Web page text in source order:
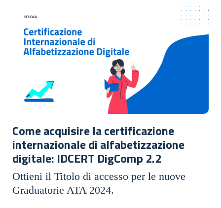
Come acquisire la certificazione
internazionale di alfabetizzazione
digitale: IDCERT DigComp 2.2
Ottieni il Titolo di accesso per le nuove
Graduatorie ATA 2024.